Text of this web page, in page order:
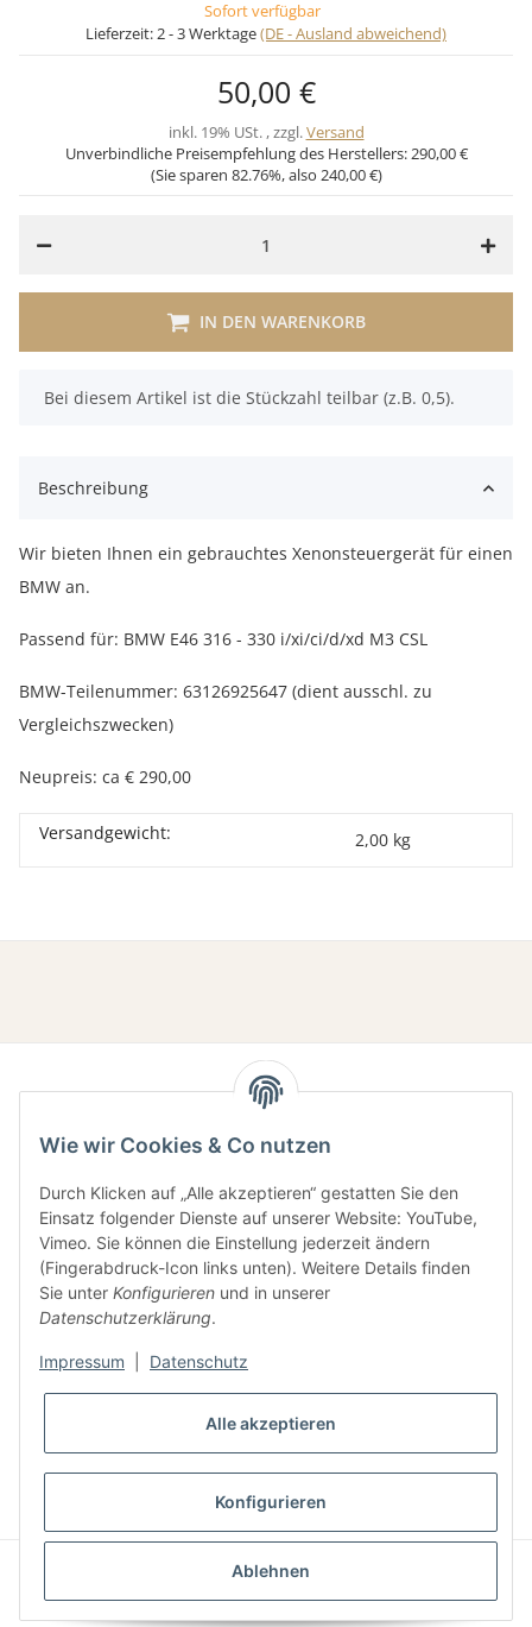
Sofort verfügbar
Lieferzeit:2 - 3 Werktage(DE - Ausland abweichend)
50,00 €
inkl. 19% USt. , zzgl.Versand
Unverbindliche Preisempfehlung des Herstellers:290,00 €
(Sie sparen 82.76%, also 240,00 €)
IN DEN WARENKORB
x
Bei diesem Artikel ist die Stückzahl teilbar (z.B. 0,5).
Beschreibung
Wir bieten Ihnen ein gebrauchtes Xenonsteuergerät für einen
BMW an.
Passend für: BMW E46 316 - 330 i/xi/ci/d/xd M3 CSL
BMW-Teilenummer: 63126925647 (dient ausschl. zu
Vergleichszwecken)
Neupreis: ca € 290,00
Versandgewicht: 2,00 kg
Gesetzliche Informationen
Informationen
JTL-Shop|AVIA JTL-Shop Template
Wie wir Cookies & Co nutzen
Durch Klicken auf „Alle akzeptieren“ gestatten Sie den
Einsatz folgender Dienste auf unserer Website: YouTube,
Vimeo. Sie können die Einstellung jederzeit ändern
(Fingerabdruck-Icon links unten). Weitere Details finden
Sie unter Konfigurieren und in unserer
Datenschutzerklärung.
Impressum Datenschutz
Alle akzeptieren
Konfigurieren
Ablehnen